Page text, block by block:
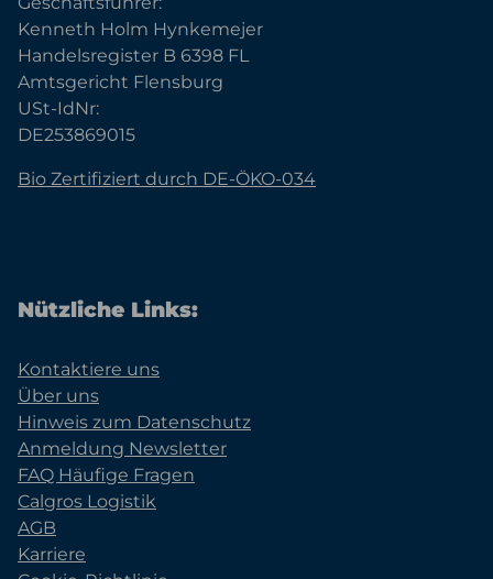
Kenneth Holm Hynkemejer
Handelsregister B 6398 FL
Amtsgericht Flensburg
USt-IdNr:
DE253869015
Bio Zertifiziert durch DE-ÖKO-034
Nützliche Links:
Kontaktiere uns
Über uns
Hinweis zum Datenschutz
Anmeldung Newsletter
FAQ Häufige Fragen
Calgros Logistik
AGB
Karriere